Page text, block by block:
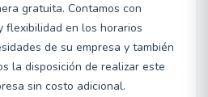
gratuita. Contamos con
flexibilidad en los horarios
de su empresa y también
la disposición de realizar este
sin costo adicional.